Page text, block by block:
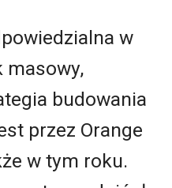
w
masowy,
budowania
przez Orange
w tym roku.